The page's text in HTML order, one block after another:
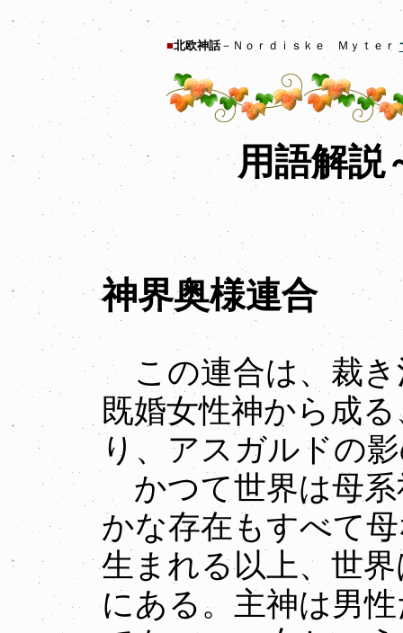
■北欧神話－Ｎｏｒｄｉｓｋｅ Ｍｙｔｅｒ
用語解説
神界奥様連合
この連合は、裁き
既婚女性神から成
り、アスガルドの
かつて世界は母系
かな存在もすべて
生まれる以上、世
にある。主神は男